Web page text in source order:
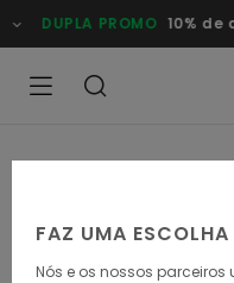
para
a
DUPLA PROMO 10% de
FAZ UMA
Nós e os nossos